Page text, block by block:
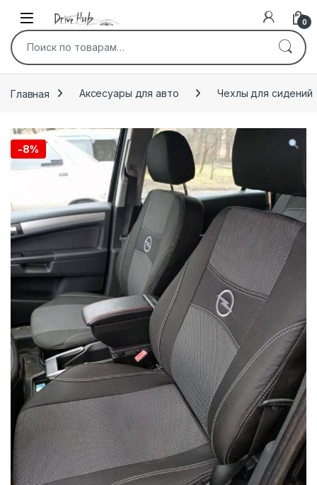
0
Искать:
Главная Аксесуары для авто Чехлы для сидений
-8%